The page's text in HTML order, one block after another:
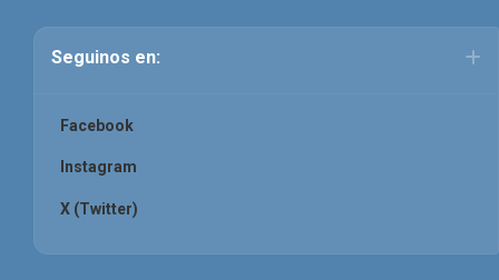
Seguinos en:
Facebook
Instagram
X (Twitter)